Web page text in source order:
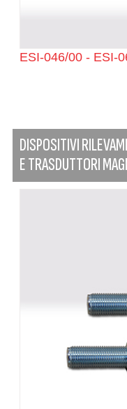
ESI-046/00 - ESI-
DISPOSITIVI
E TRASDUTTORI